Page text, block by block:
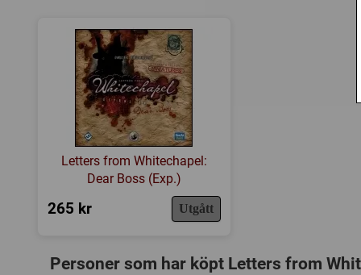
Letters from Whitechapel:
Dear Boss (Exp.)
265 kr Utgått
Personer som har köpt Letters from